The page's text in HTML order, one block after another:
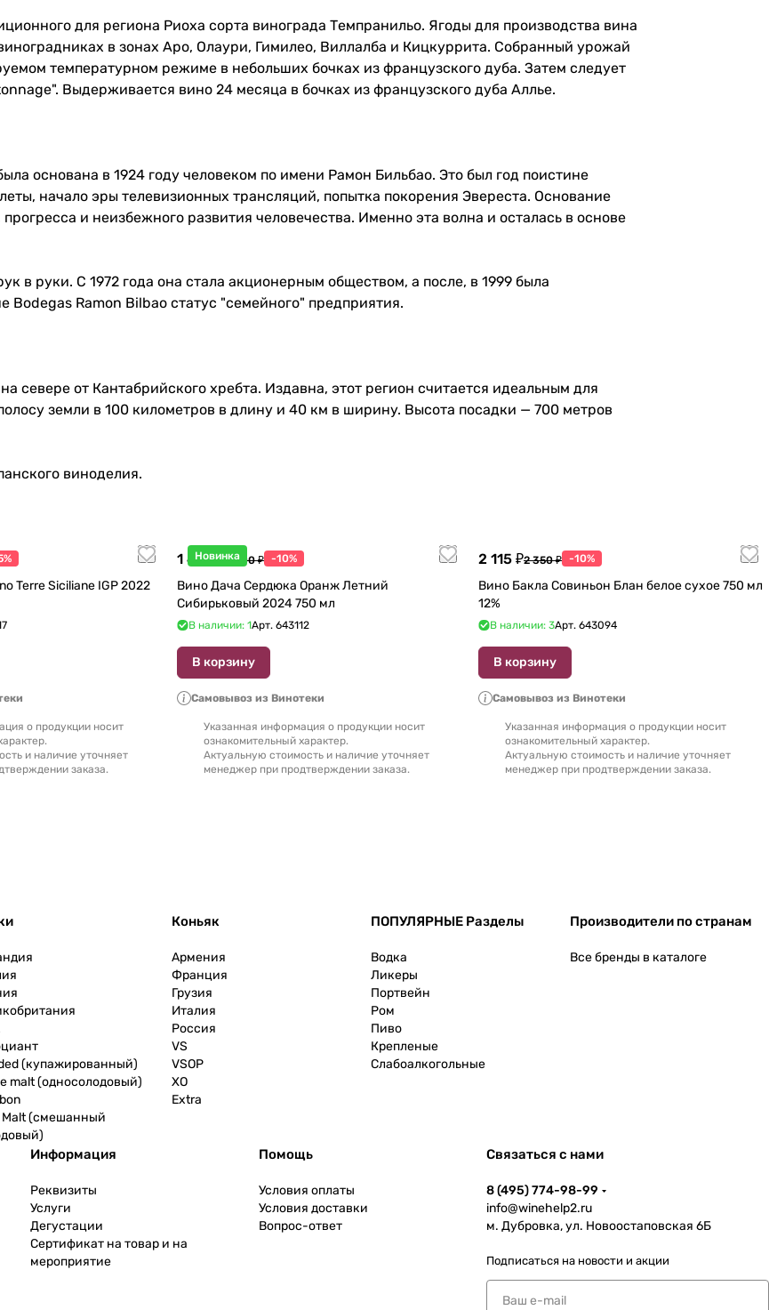
для региона Риоха сорта винограда Темпранильо. Ягоды для производства вина
в зонах Аро, Олаури, Гимилео, Виллалба и Кицкуррита. Собранный урожай
температурном режиме в небольших бочках из французского дуба. Затем следует
Выдерживается вино 24 месяца в бочках из французского дуба Аллье.
основана в 1924 году человеком по имени Рамон Бильбао. Это был год поистине
начало эры телевизионных трансляций, попытка покорения Эвереста. Основание
и неизбежного развития человечества. Именно эта волна и осталась в основе
в руки. С 1972 года она стала акционерным обществом, а после, в 1999 была
Ramon Bilbao статус "семейного" предприятия.
севере от Кантабрийского хребта. Издавна, этот регион считается идеальным для
земли в 100 километров в длину и 40 км в ширину. Высота посадки — 700 метров
виноделия.
Terre Siciliane IGP 2022
о продукции носит
и наличие уточняет
заказа.
Новинка
1 440 ₽1 600 ₽ -10%
Вино Дача Сердюка Оранж Летний
Сибирьковый 2024 750 мл
В наличии: 1Арт. 643112
В корзину
Самовывоз из Винотеки
Указанная информация о продукции носит
ознакомительный характер.
Актуальную стоимость и наличие уточняет
менеджер при продтверждении заказа.
2 115 ₽2 350 ₽ -10%
Вино Бакла Совиньон Блан белое сухое 750 мл
12%
В наличии: 3Арт. 643094
В корзину
Самовывоз из Винотеки
Указанная информация о продукции носит
ознакомительный характер.
Актуальную стоимость и наличие уточняет
менеджер при продтверждении заказа.
(купажированный)
malt (односолодовый)
Malt (смешанный
Коньяк
Армения
Франция
Грузия
Италия
Россия
VS
VSOP
XO
Extra
ПОПУЛЯРНЫЕ Разделы
Водка
Ликеры
Портвейн
Ром
Пиво
Крепленые
Слабоалкогольные
Производители по странам
Все бренды в каталоге
Информация
Реквизиты
Услуги
Дегустации
Сертификат на товар и на
мероприятие
Помощь
Условия оплаты
Условия доставки
Вопрос-ответ
Связаться с нами
8 (495) 774-98-99
info@winehelp2.ru
м. Дубровка, ул. Новоостаповская 6Б
Подписаться на новости и акции